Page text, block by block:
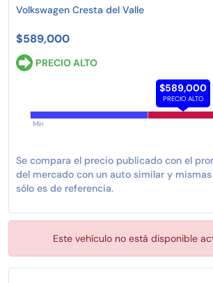
Volkswagen Cresta del Valle
$589,000
PRECIO ALTO
$589,000
PRECIO ALTO
Min
Se compara el precio publicado con el
del mercado con un auto similar y
sólo es de referencia.
Este vehículo no está disponible